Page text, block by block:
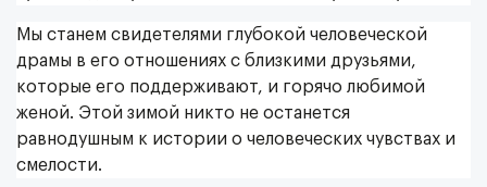
Мы станем свидетелями глубокой человеческой
драмы в его отношениях с близкими друзьями,
которые его поддерживают, и горячо любимой
женой. Этой зимой никто не останется
равнодушным к истории о человеческих чувствах и
смелости.